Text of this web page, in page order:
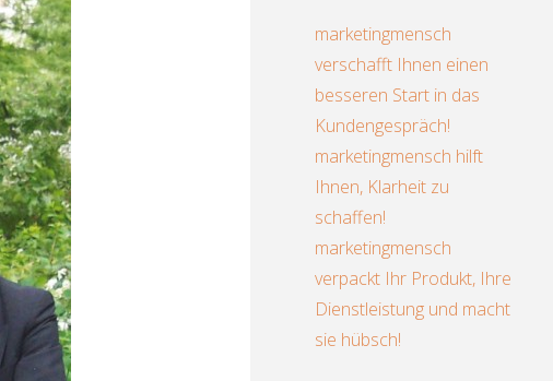
marketingmensch
verschafft Ihnen einen
besseren Start in das
Kundengespräch!
marketingmensch hilft
Ihnen, Klarheit zu
schaffen!
marketingmensch
verpackt Ihr Produkt, Ihre
Dienstleistung und macht
sie hübsch!